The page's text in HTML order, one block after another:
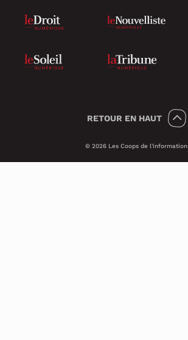
RETOUR EN HAUT
© 2026 Les Coops de l'information